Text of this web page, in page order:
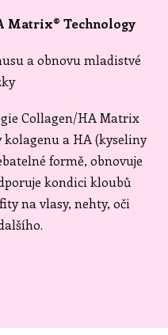
Matrix® Technology
a obnovu mladistvé
Collagen/HA Matrix
a HA (kyseliny
formě, obnovuje
kondici kloubů
na vlasy, nehty, oči